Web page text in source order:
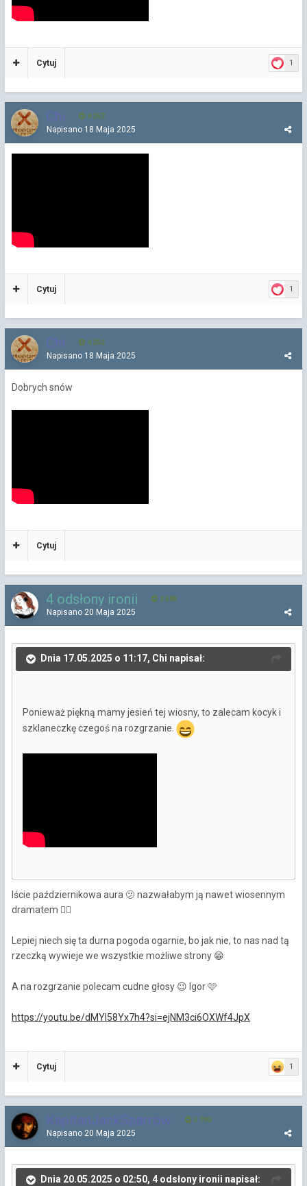
1
Cytuj
Chi 4 252
Napisano 18 Maja 2025
1
Cytuj
Chi 4 252
Napisano 18 Maja 2025
Dobrych snów
Cytuj
4 odsłony ironii 2 585
Napisano 20 Maja 2025
Dnia 17.05.2025 o 11:17, Chi napisał:
Ponieważ piękną mamy jesień tej wiosny, to zalecam kocyk i
szklaneczkę czegoś na rozgrzanie.
Iście październikowa aura 🫤 nazwałabym ją nawet wiosennym
dramatem 🤦‍♀️
Lepiej niech się ta durna pogoda ogarnie, bo jak nie, to nas nad tą
rzeczką wywieje we wszystkie możliwe strony 😁
A na rozgrzanie polecam cudne głosy 😉 Igor 🩷
https://youtu.be/dMYl58Yx7h4?si=ejNM3ci6OXWf4JpX
1
Cytuj
KapitanJackSparrow 3 790
Napisano 20 Maja 2025
Dnia 20.05.2025 o 02:50, 4 odsłony ironii napisał: